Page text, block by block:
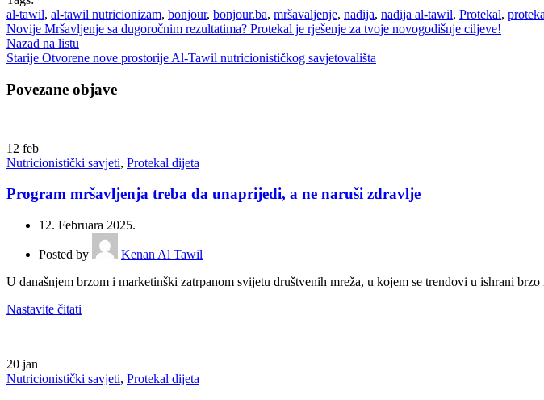
al-tawil, al-tawil nutricionizam, bonjour, bonjour.ba, mršavaljenje, nadija, nadija al-tawil, Protekal,
Novije Mršavljenje sa dugoročnim rezultatima? Protekal je rješenje za tvoje novogodišnje ciljeve!
Nazad na listu
Starije Otvorene nove prostorije Al-Tawil nutricionističkog savjetovališta
Povezane objave
12 feb
Nutricionistički savjeti, Protekal dijeta
Program mršavljenja treba da unaprijedi, a ne naruši zdravlje
12. Februara 2025.
Posted by
Kenan Al Tawil
U današnjem brzom i marketinški zatrpanom svijetu društvenih mreža, u kojem se trendovi u ishrani
Nastavite čitati
20 jan
Nutricionistički savjeti, Protekal dijeta